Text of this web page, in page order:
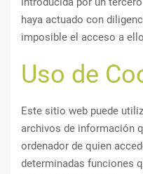
haya actuado con
imposible el acceso a
Uso de
Este sitio web puede
archivos de información
ordenador de quien
determinadas funciones